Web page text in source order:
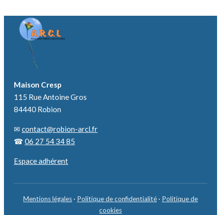
Maison Cresp
115 Rue Antoine Gros
84440 Robion
✉ contact@robion-arcl.fr
☎ 06 27 54 34 85
Espace adhérent
Mentions légales · Politique de confidentialité · Politique de
cookies